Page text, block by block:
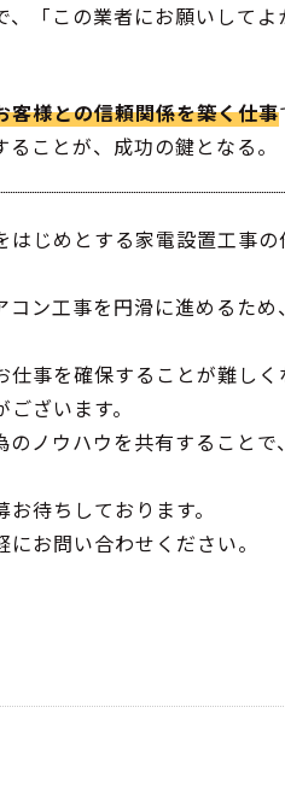
「この業者にお願いして
客様との信頼関係を築く仕事
ことが、成功の鍵となる。
じめとする家電設置工事
ン工事を円滑に進めるた
事を確保することが難し
ざいます。
ノウハウを共有すること
待ちしております。
お問い合わせください。